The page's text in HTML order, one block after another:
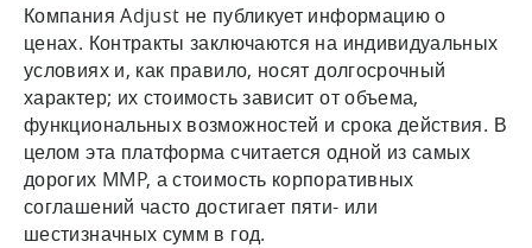
Компания Adjust не публикует информацию о
ценах. Контракты заключаются на индивидуальных
условиях и, как правило, носят долгосрочный
характер; их стоимость зависит от объема,
функциональных возможностей и срока действия. В
целом эта платформа считается одной из самых
дорогих MMP, а стоимость корпоративных
соглашений часто достигает пяти- или
шестизначных сумм в год.